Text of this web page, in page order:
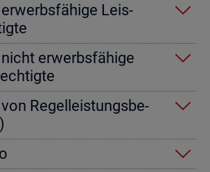
Leis­
er­werbs­fä­hi­ge
Re­gel­leis­tungs­be­